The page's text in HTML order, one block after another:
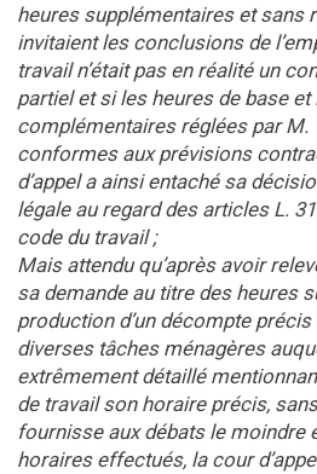
heures supplémentaires et sans
invitaient les conclusions de
travail n’était pas en réalité un
partiel et si les heures de base et
complémentaires réglées par M.
conformes aux prévisions
d’appel a ainsi entaché sa
légale au regard des articles L.
code du travail ;
Mais attendu qu’après avoir
sa demande au titre des heures
production d’un décompte
diverses tâches ménagères
extrêmement détaillé
de travail son horaire précis,
fournisse aux débats le moindre
horaires effectués, la cour